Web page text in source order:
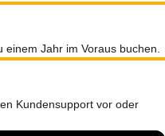
Jahr im Voraus buchen.
Kundensupport vor oder